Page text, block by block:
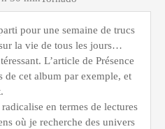
pour une semaine de trucs
la vie de tous les jours…
L’article de Présence
de cet album par exemple, et
en termes de lectures
où je recherche des univers